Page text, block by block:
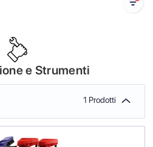
e Strumenti
1 Prodotti